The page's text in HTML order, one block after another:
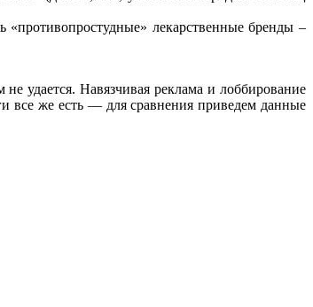
лекарственные бренды –
удается. Навязчивая реклама и лоббирование
все же есть — для сравнения приведем данные